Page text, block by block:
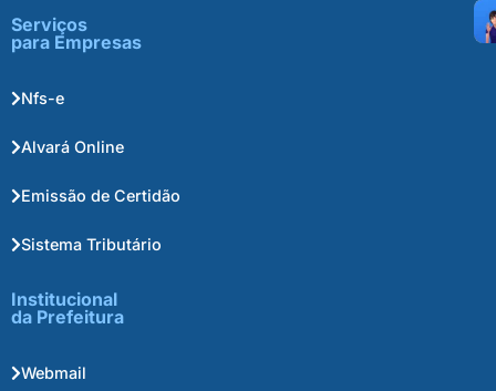
Serviços
para Empresas
Nfs-e
Alvará Online
Emissão de Certidão
Sistema Tributário
Institucional
da Prefeitura
Webmail